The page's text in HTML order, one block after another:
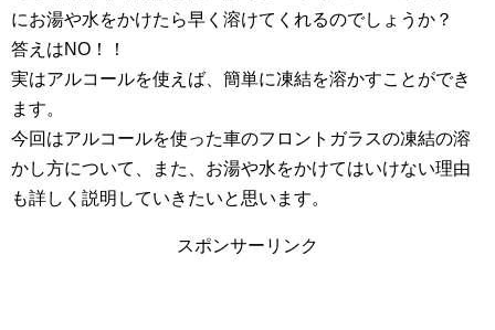
にお湯や水をかけたら早く溶けてくれるのでしょうか？
答えはNO！！
実はアルコールを使えば、簡単に凍結を溶かすことができ
ます。
今回はアルコールを使った車のフロントガラスの凍結の溶
かし方について、また、お湯や水をかけてはいけない理由
も詳しく説明していきたいと思います。
スポンサーリンク